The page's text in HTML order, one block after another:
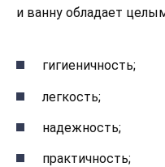
и ванну обладает
гигиеничность;
легкость;
надежность;
практичность;